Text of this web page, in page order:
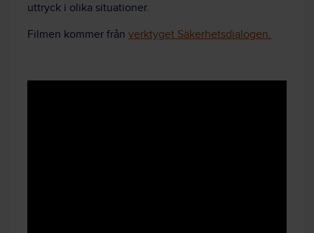
uttryck i olika situationer.
Filmen kommer från verktyget Säkerhetsdialogen.